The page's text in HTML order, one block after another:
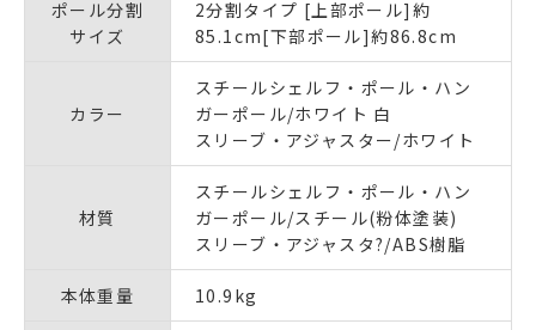
ポール分割
サイズ
2分割タイプ [上部ポール]約
85.1cm[下部ポール]約86.8cm
カラー
スチールシェルフ・ポール・ハン
ガーポール/ホワイト 白
スリーブ・アジャスター/ホワイト
材質
スチールシェルフ・ポール・ハン
ガーポール/スチール(粉体塗装)
スリーブ・アジャスタ?/ABS樹脂
本体重量 10.9kg